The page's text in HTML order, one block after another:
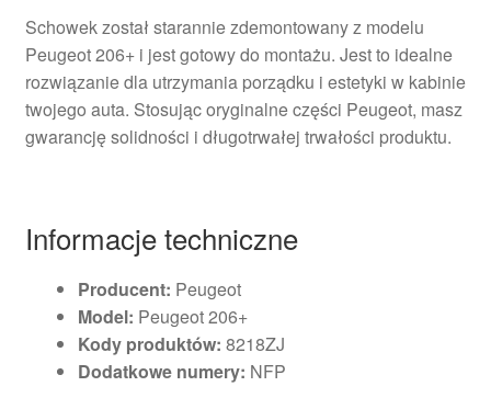
Schowek został starannie zdemontowany z modelu
Peugeot 206+ i jest gotowy do montażu. Jest to idealne
rozwiązanie dla utrzymania porządku i estetyki w kabinie
twojego auta. Stosując oryginalne części Peugeot, masz
gwarancję solidności i długotrwałej trwałości produktu.
Informacje techniczne
Producent: Peugeot
Model: Peugeot 206+
Kody produktów: 8218ZJ
Dodatkowe numery: NFP